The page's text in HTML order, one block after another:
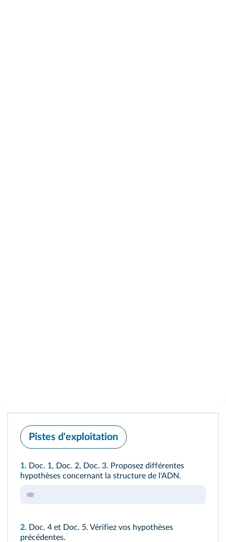
Pistes d'exploitation
1. Doc. 1, Doc. 2, Doc. 3. Proposez différentes
hypothèses concernant la structure de l'ADN.
2. Doc. 4 et Doc. 5. Vérifiez vos hypothèses
précédentes.